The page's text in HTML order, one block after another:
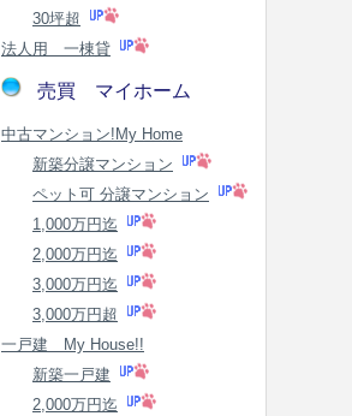
30坪超
法人用 一棟貸
売買 マイホーム
中古マンション!My Home
新築分譲マンション
ペット可 分譲マンション
1,000万円迄
2,000万円迄
3,000万円迄
3,000万円超
一戸建 My House!!
新築一戸建
2,000万円迄